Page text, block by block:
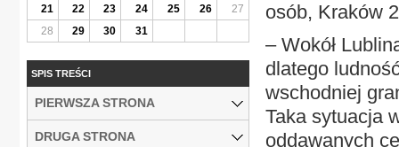
osób, Kraków
– Wokół
dlatego
wschodniej
Taka sytuacja
oddawanych
21
22 23 24 25 26
27
28
29 30 31
SPIS TREŚCI
PIERWSZA STRONA
DRUGA STRONA